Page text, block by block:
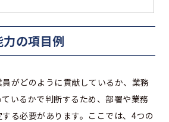
の項目例
がどのように貢献しているか、業務
いるかで判断するため、部署や業務
る必要があります。ここでは、4つの